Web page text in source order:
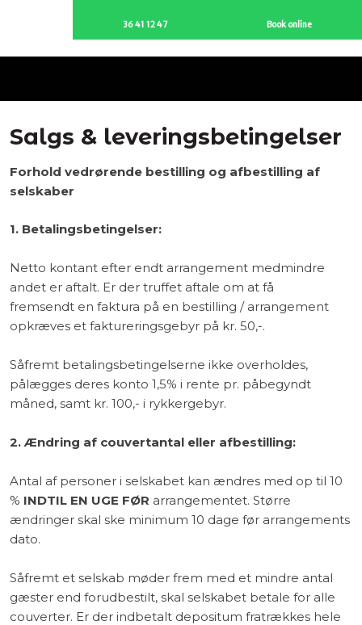
36 41 12 47 Book online
Salgs & leveringsbetingelser
Forhold vedrørende bestilling og afbestilling af
selskaber​
1. Betalingsbetingelser:
Netto kontant efter endt arrangement medmindre
andet er aftalt. Er der truffet aftale om at få
fremsendt en faktura på en bestilling / arrangement
opkræves et faktureringsgebyr på kr. 50,-.
Såfremt betalingsbetingelserne ikke overholdes,
pålægges deres konto 1,5% i rente pr. påbegyndt
måned, samt kr. 100,- i rykkergebyr.
2. Ændring af couvertantal eller afbestilling:
​Antal af personer i selskabet kan ændres med op til 10
% INDTIL EN UGE FØR arrangementet. Større
ændringer skal ske minimum 10 dage før arrangements
dato.
Såfremt et selskab møder frem med et mindre antal
gæster end forudbestilt, skal selskabet betale for alle
couverter. Er der indbetalt depositum fratrækkes hele